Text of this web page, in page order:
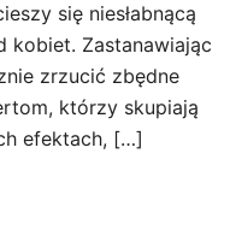
się niesłabnącą
kobiet. Zastanawiając
zrzucić zbędne
którzy skupiają
efektach, […]